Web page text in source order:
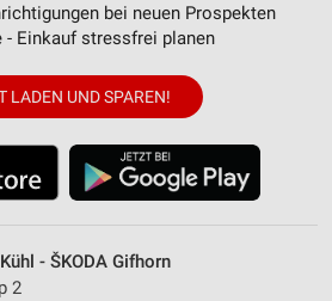
bei neuen Prospekten
- Einkauf stressfrei planen
LADEN UND SPAREN!
- ŠKODA Gifhorn
2